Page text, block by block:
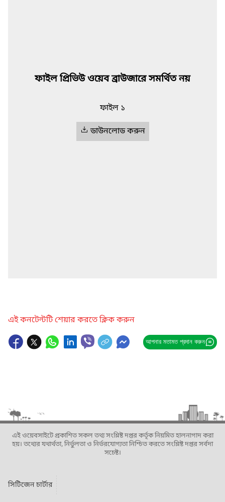
ফাইল প্রিভিউ ওয়েব ব্রাউজারে সমর্থিত নয়
ফাইল ১
ডাউনলোড করুন
এই কনটেন্টটি শেয়ার করতে ক্লিক করুন
আপনার মতামত প্রদান করুন
এই ওয়েবসাইটে প্রকাশিত সকল তথ্য সংশ্লিষ্ট দপ্তর কর্তৃক নিয়মিত হালনাগাদ করা
হয়। তথ্যের যথার্থতা, নির্ভুলতা ও নির্ভরযোগ্যতা নিশ্চিত করতে সংশ্লিষ্ট দপ্তর সর্বদা
সচেষ্ট।
সিটিজেন চার্টার